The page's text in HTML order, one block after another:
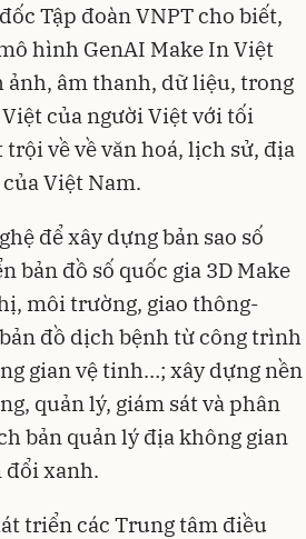
Tập đoàn VNPT cho biết,
hình GenAI Make In Việt
âm thanh, dữ liệu, trong
của người Việt với tối
về về văn hoá, lịch sử, địa
Việt Nam.
để xây dựng bản sao số
bản đồ số quốc gia 3D Make
môi trường, giao thông-
đồ dịch bệnh từ công trình
gian vệ tinh…; xây dựng nền
quản lý, giám sát và phân
bản quản lý địa không gian
đổi xanh.
triển các Trung tâm điều